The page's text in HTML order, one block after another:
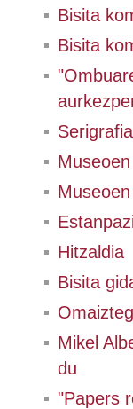
Bisita
Bisita
Hitzaldia
Bisita
Mikel
du
"Papers